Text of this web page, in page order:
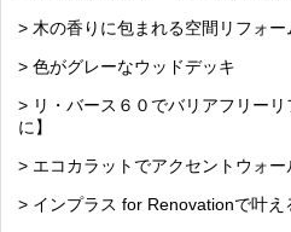
> 木の香りに包まれる空間リフォー
> 色がグレーなウッドデッキ
> リ・バース６０でバリアフリー
に】
> エコカラットでアクセントウォー
> インプラス for Renovationで叶え